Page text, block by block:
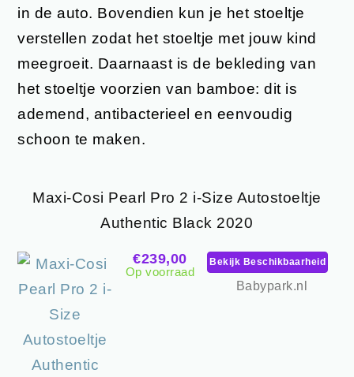
in de auto. Bovendien kun je het stoeltje
verstellen zodat het stoeltje met jouw kind
meegroeit. Daarnaast is de bekleding van
het stoeltje voorzien van bamboe: dit is
ademend, antibacterieel en eenvoudig
schoon te maken.
Maxi-Cosi Pearl Pro 2 i-Size Autostoeltje
Authentic Black 2020
€239,00
Op voorraad
Bekijk Beschikbaarheid
Babypark.nl